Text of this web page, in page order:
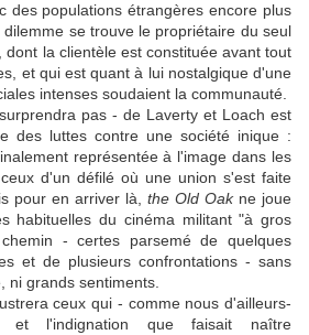
des populations étrangères encore plus
se trouve le propriétaire du seul
dont la clientèle est constituée avant tout
et qui est quant à lui nostalgique d'une
intenses soudaient la communauté.
pas - de Laverty et Loach est
des luttes contre une société inique :
représentée à l'image dans les
d'un défilé où une union s'est faite
pour en arriver là, the Old Oak ne joue
habituelles du cinéma militant "à gros
- certes parsemé de quelques
et de plusieurs confrontations - sans
ni grands sentiments.
ceux qui - comme nous d'ailleurs-
et l'indignation que faisait naître